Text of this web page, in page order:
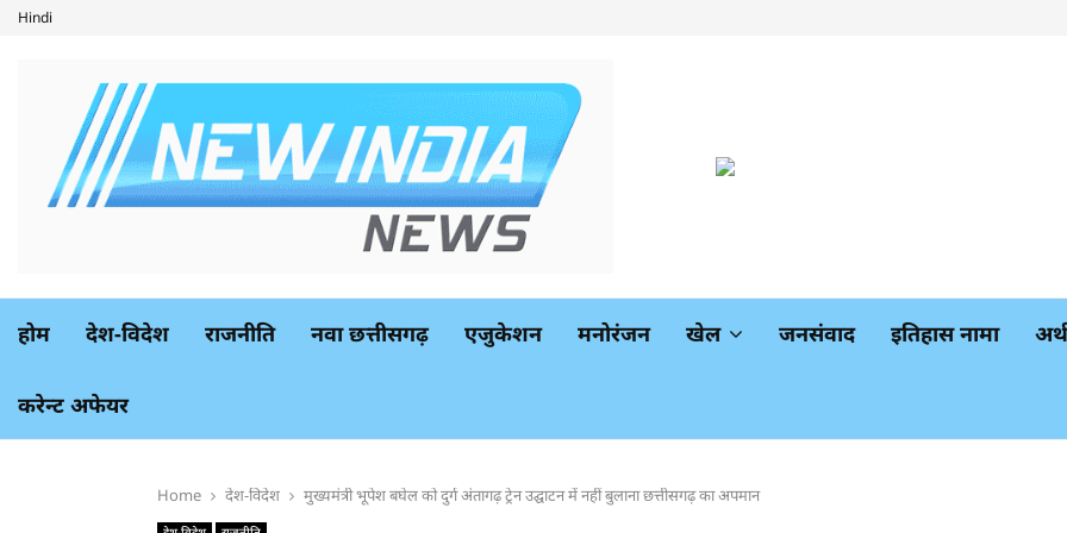
Hindi
होम देश-विदेश राजनीति नवा छत्तीसगढ़ एजुकेशन मनोरंजन खेल जनसंवाद इतिहास नामा
करेन्ट अफेयर
Home देश-विदेश मुख्यमंत्री भूपेश बघेल को दुर्ग अंतागढ़ ट्रेन उद्घाटन में नहीं बुलाना छत्तीसगढ़ का अपमान